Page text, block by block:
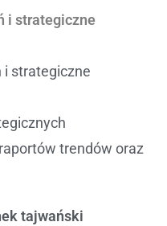
i strategiczne
i strategiczne
trendów oraz
tajwański